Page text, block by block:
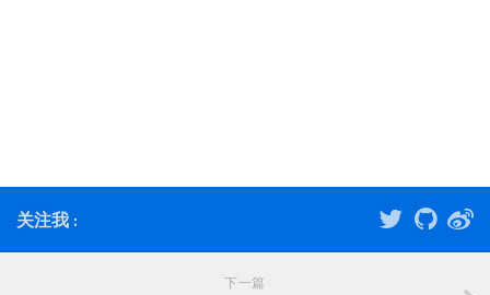
关注我 :
下一篇